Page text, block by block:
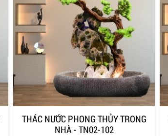
THÁC NƯỚC PHONG THỦY TRONG
NHÀ - TN02-102